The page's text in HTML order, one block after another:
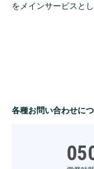
をメインサービスと
各種お問い合わせに